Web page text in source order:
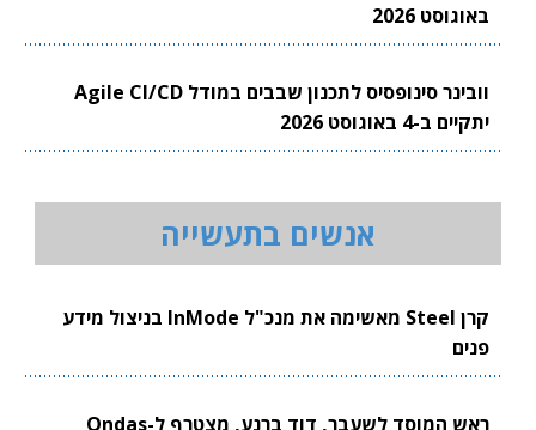
באוגוסט 2026
וובינר סינופסיס לתכנון שבבים במודל Agile CI/CD
יתקיים ב-4 באוגוסט 2026
אנשים בתעשייה
קרן Steel מאשימה את מנכ"ל InMode בניצול מידע
פנים
ראש המוסד לשעבר, דוד ברנע, מצטרף ל-Ondas